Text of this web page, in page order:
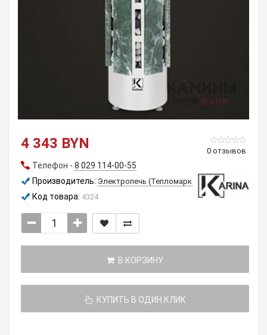
0 отзывов
4 343 BYN
Телефон - 8 029 114-00-55
Производитель: Электропечь (Тепломаркет)
Код товара: 4324
В КОРЗИНУ
КУПИТЬ В ОДИН КЛИК